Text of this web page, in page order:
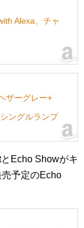
Alexa、チャ
ザーグレー+
ングルランプ
Echo Showがキ
予定のEcho